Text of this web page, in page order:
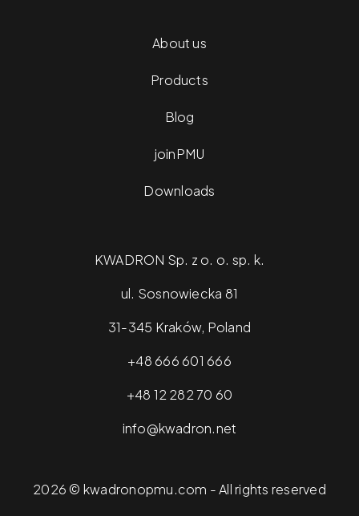
About us
Products
Blog
joinPMU
Downloads
KWADRON Sp. z o. o. sp. k.
ul. Sosnowiecka 81
31-345 Kraków, Poland
+48 666 601 666
+48 12 282 70 60
info@kwadron.net
2026 © kwadronopmu.com - All rights reserved